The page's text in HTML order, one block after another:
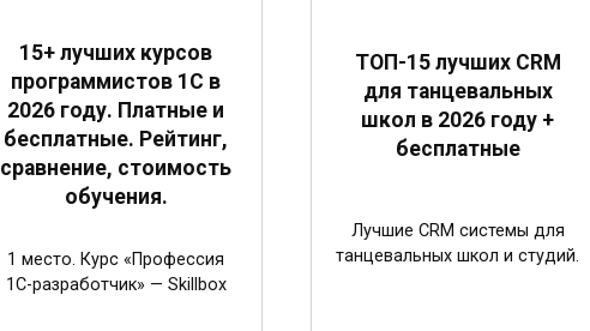
15+ лучших курсов
программистов 1С в
2026 году. Платные и
бесплатные. Рейтинг,
сравнение, стоимость
обучения.
1 место. Курс «Профессия
1C-разработчик» — Skillbox
ТОП-15 лучших CRM
для танцевальных
школ в 2026 году +
бесплатные
Лучшие CRM системы для
танцевальных школ и студий.